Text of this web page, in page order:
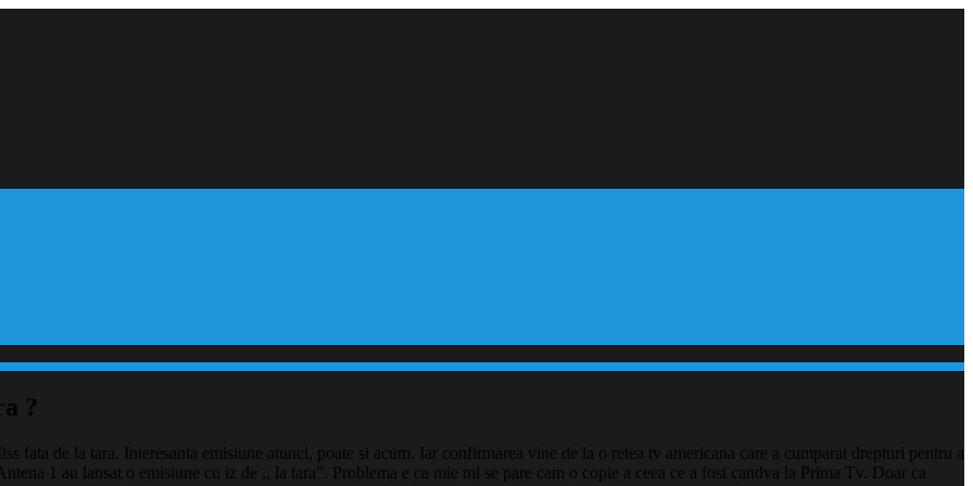
?
fata de la tara. Interesanta emisiune atunci, poate si acum. Iar confirmarea vine de la o retea tv americana care a cumparat drepturi pentru a
1 au lansat o emisiune cu iz de ,, la tara”. Problema e ca mie mi se pare cam o copie a ceea ce a fost candva la Prima Tv. Doar ca